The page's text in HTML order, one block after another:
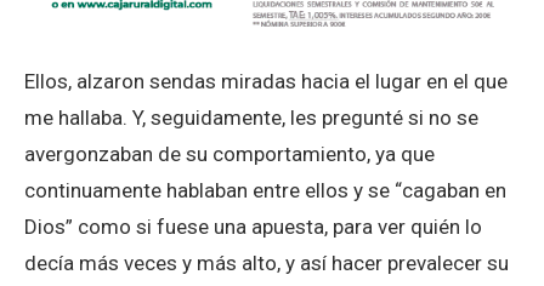
Ellos, alzaron sendas miradas hacia el lugar en el que
me hallaba. Y, seguidamente, les pregunté si no se
avergonzaban de su comportamiento, ya que
continuamente hablaban entre ellos y se “cagaban en
Dios” como si fuese una apuesta, para ver quién lo
decía más veces y más alto, y así hacer prevalecer su